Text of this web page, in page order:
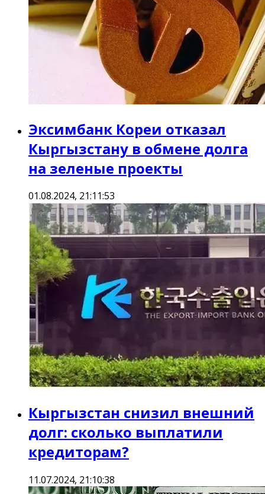
Эксимбанк Кореи отказал
Кыргызстану в обмене долга
на зеленые проекты
01.08.2024, 21:11:53
Кыргызстан снизил внешний
долг: сколько выплатили
кредиторам?
11.07.2024, 21:10:38